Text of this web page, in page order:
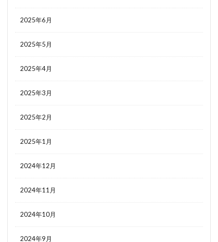
2025年6月
2025年5月
2025年4月
2025年3月
2025年2月
2025年1月
2024年12月
2024年11月
2024年10月
2024年9月